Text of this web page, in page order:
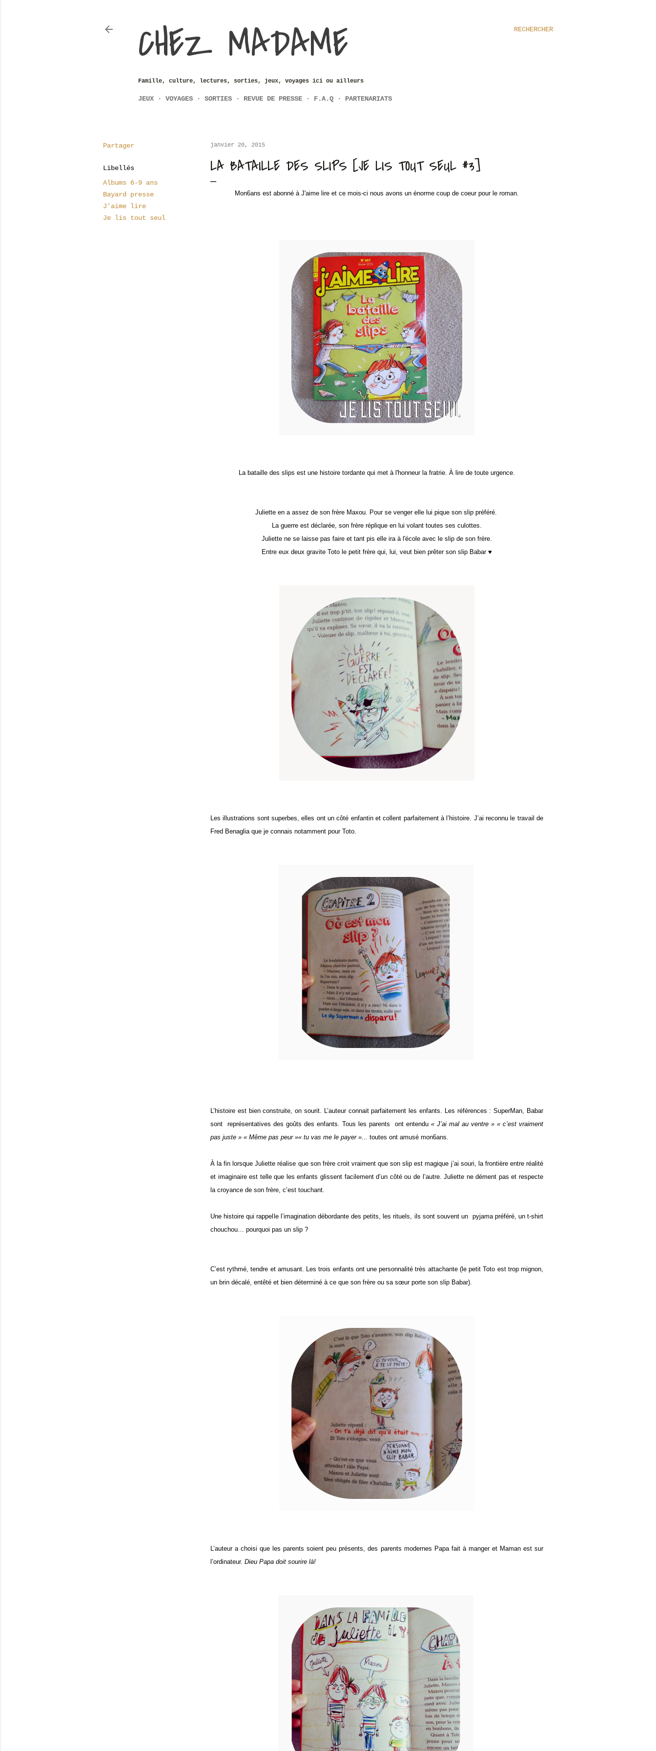
RECHERCHER
CHEZ MADAME
Famille, culture, lectures, sorties, jeux, voyages ici ou ailleurs
JEUX VOYAGES SORTIES REVUE DE PRESSE F.A.Q PARTENARIATS
Partager
Libellés
Albums 6-9 ans
Bayard presse
J'aime lire
Je lis tout seul
janvier 20, 2015
LA BATAILLE DES SLIPS [JE LIS TOUT SEUL #3]
Mon6ans est abonné à J'aime lire et ce mois-ci nous avons un énorme coup de coeur pour le roman.
La bataille des slips est une histoire tordante qui met à l'honneur la fratrie. À lire de toute urgence.
Juliette en a assez de son frère Maxou. Pour se venger elle lui pique son slip préféré.
La guerre est déclarée, son frère réplique en lui volant toutes ses culottes.
Juliette ne se laisse pas faire et tant pis elle ira à l'école avec le slip de son frère.
Entre eux deux gravite Toto le petit frère qui, lui, veut bien prêter son slip Babar ♥
Les illustrations sont superbes, elles ont un côté enfantin et collent parfaitement à l’histoire. J’ai reconnu le travail de
Fred Benaglia que je connais notamment pour Toto.
L’histoire est bien construite, on sourit. L’auteur connait parfaitement les enfants. Les références : SuperMan, Babar
sont représentatives des goûts des enfants. Tous les parents ont entendu « J’ai mal au ventre » « c’est vraiment
pas juste » « Même pas peur »« tu vas me le payer »... toutes ont amusé mon6ans.
À la fin lorsque Juliette réalise que son frère croit vraiment que son slip est magique j’ai souri, la frontière entre réalité
et imaginaire est telle que les enfants glissent facilement d’un côté ou de l’autre. Juliette ne dément pas et respecte
la croyance de son frère, c’est touchant.
Une histoire qui rappelle l’imagination débordante des petits, les rituels, ils sont souvent un pyjama préféré, un t-shirt
chouchou… pourquoi pas un slip ?
C’est rythmé, tendre et amusant. Les trois enfants ont une personnalité très attachante (le petit Toto est trop mignon,
un brin décalé, entêté et bien déterminé à ce que son frère ou sa sœur porte son slip Babar).
L’auteur a choisi que les parents soient peu présents, des parents modernes Papa fait à manger et Maman est sur
l’ordinateur. Dieu Papa doit sourire là!